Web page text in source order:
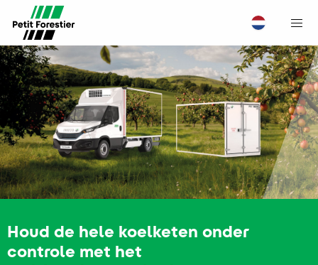
Houd de hele koelketen onder
controle met het